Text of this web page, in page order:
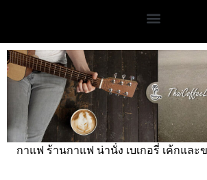
กาแฟ ร้านกาแฟ น่านั่ง เบเกอรี่ เค้กแล